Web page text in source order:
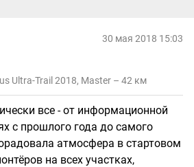
30 мая 2018 15:03
Ultra-Trail 2018, Master – 42 км
все - от информационной
с прошлого года до самого
атмосфера в стартовом
на всех участках,